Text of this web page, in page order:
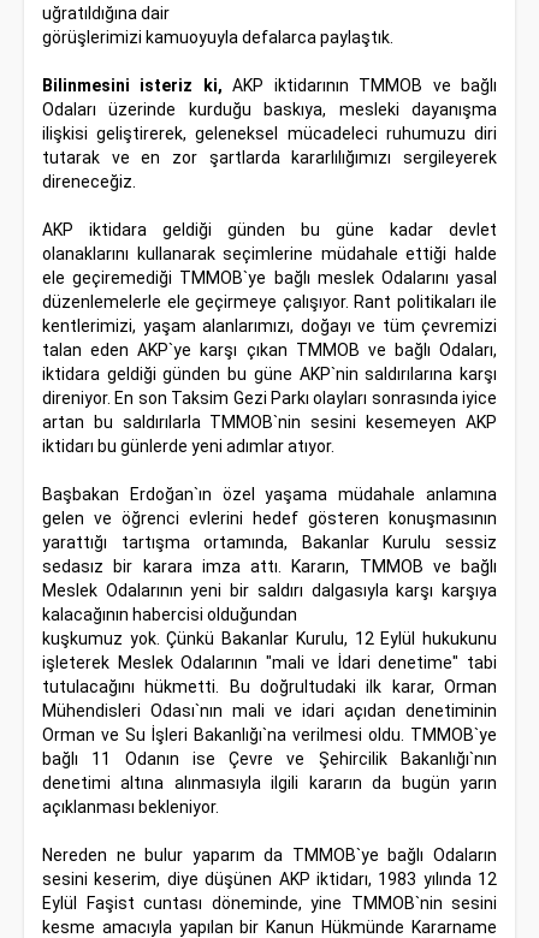
uğratıldığına dair
görüşlerimizi kamuoyuyla defalarca paylaştık.
Bilinmesini isteriz ki, AKP iktidarının TMMOB ve bağlı
Odaları üzerinde kurduğu baskıya, mesleki dayanışma
ilişkisi geliştirerek, geleneksel mücadeleci ruhumuzu diri
tutarak ve en zor şartlarda kararlılığımızı sergileyerek
direneceğiz.
AKP iktidara geldiği günden bu güne kadar devlet
olanaklarını kullanarak seçimlerine müdahale ettiği halde
ele geçiremediği TMMOB`ye bağlı meslek Odalarını yasal
düzenlemelerle ele geçirmeye çalışıyor. Rant politikaları ile
kentlerimizi, yaşam alanlarımızı, doğayı ve tüm çevremizi
talan eden AKP`ye karşı çıkan TMMOB ve bağlı Odaları,
iktidara geldiği günden bu güne AKP`nin saldırılarına karşı
direniyor. En son Taksim Gezi Parkı olayları sonrasında iyice
artan bu saldırılarla TMMOB`nin sesini kesemeyen AKP
iktidarı bu günlerde yeni adımlar atıyor.
Başbakan Erdoğan`ın özel yaşama müdahale anlamına
gelen ve öğrenci evlerini hedef gösteren konuşmasının
yarattığı tartışma ortamında, Bakanlar Kurulu sessiz
sedasız bir karara imza attı. Kararın, TMMOB ve bağlı
Meslek Odalarının yeni bir saldırı dalgasıyla karşı karşıya
kalacağının habercisi olduğundan
kuşkumuz yok. Çünkü Bakanlar Kurulu, 12 Eylül hukukunu
işleterek Meslek Odalarının "mali ve İdari denetime" tabi
tutulacağını hükmetti. Bu doğrultudaki ilk karar, Orman
Mühendisleri Odası`nın mali ve idari açıdan denetiminin
Orman ve Su İşleri Bakanlığı`na verilmesi oldu. TMMOB`ye
bağlı 11 Odanın ise Çevre ve Şehircilik Bakanlığı`nın
denetimi altına alınmasıyla ilgili kararın da bugün yarın
açıklanması bekleniyor.
Nereden ne bulur yaparım da TMMOB`ye bağlı Odaların
sesini keserim, diye düşünen AKP iktidarı, 1983 yılında 12
Eylül Faşist cuntası döneminde, yine TMMOB`nin sesini
kesme amacıyla yapılan bir Kanun Hükmünde Kararname